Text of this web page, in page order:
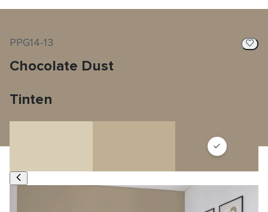
PPG14-13
Chocolate Dust
Tinten